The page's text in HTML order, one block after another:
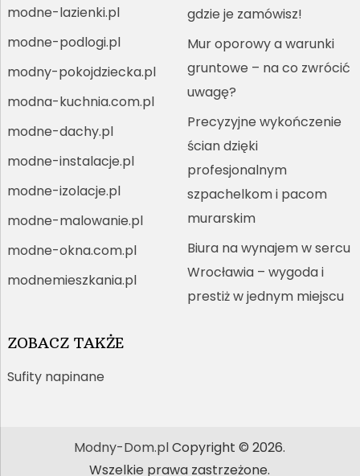
modne-lazienki.pl
modne-podlogi.pl
modny-pokojdziecka.pl
modna-kuchnia.com.pl
modne-dachy.pl
modne-instalacje.pl
modne-izolacje.pl
modne-malowanie.pl
modne-okna.com.pl
modnemieszkania.pl
gdzie je zamówisz!
Mur oporowy a warunki
gruntowe – na co zwrócić
uwagę?
Precyzyjne wykończenie
ścian dzięki
profesjonalnym
szpachelkom i pacom
murarskim
Biura na wynajem w sercu
Wrocławia – wygoda i
prestiż w jednym miejscu
ZOBACZ TAKŻE
Sufity napinane
Modny-Dom.plCopyright © 2026.
Wszelkie prawa zastrzeżone.